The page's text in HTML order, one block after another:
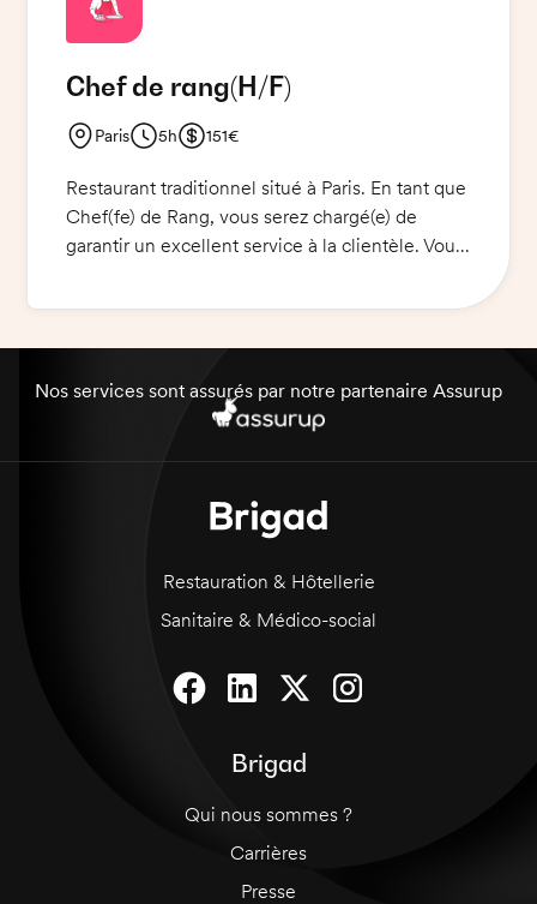
accueillir les clients.
Chef de rang(H/F)
Paris 5h 151€
Restaurant traditionnel situé à Paris. En tant que
Chef(fe) de Rang, vous serez chargé(e) de
garantir un excellent service à la clientèle. Vous
l’accompagnement des clients, de la prise des
disponible, courtois et souriant.
Nos services sont assurés par notre partenaire Assurup
Restauration & Hôtellerie
Sanitaire & Médico-social
Brigad
Qui nous sommes ?
Carrières
Presse